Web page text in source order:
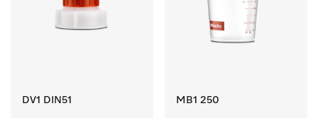
DV1 DIN51 MB1 250